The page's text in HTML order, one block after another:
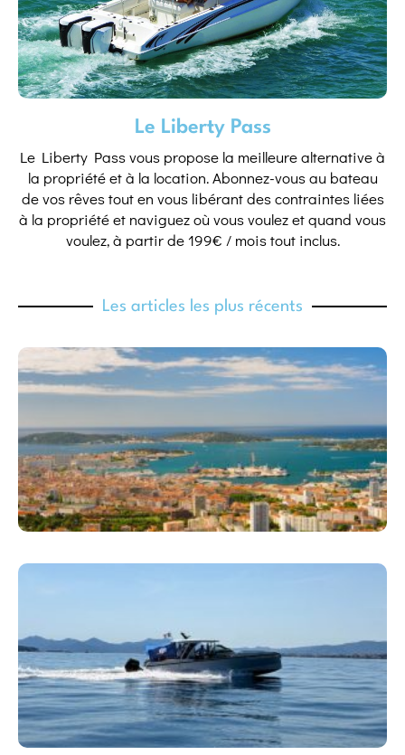
Le Liberty Pass
Le Liberty Pass vous propose la meilleure alternative à
la propriété et à la location. Abonnez-vous au bateau
de vos rêves tout en vous libérant des contraintes liées
à la propriété et naviguez où vous voulez et quand vous
voulez, à partir de 199€ / mois tout inclus.
Les articles les plus récents